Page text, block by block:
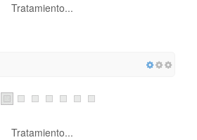
Tratamiento...
Tratamiento...